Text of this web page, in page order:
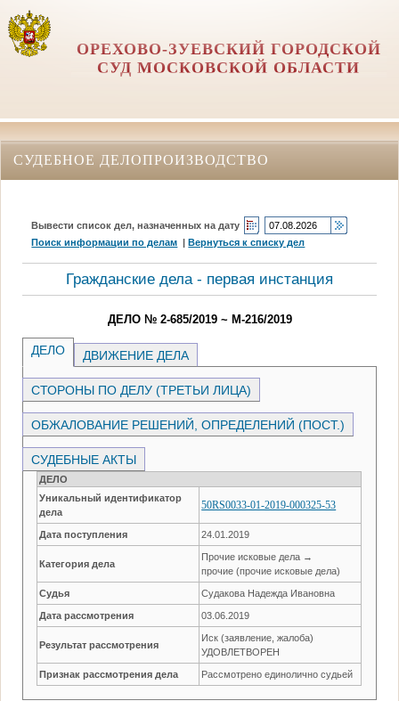
ОРЕХОВО-ЗУЕВСКИЙ ГОРОДСКОЙ
СУД МОСКОВСКОЙ ОБЛАСТИ
СУДЕБНОЕ ДЕЛОПРОИЗВОДСТВО
Вывести список дел, назначенных на дату
Поиск информации по делам |Вернуться к списку дел
Гражданские дела - первая инстанция
ДЕЛО № 2-685/2019 ~ М-216/2019
ДЕЛО ДВИЖЕНИЕ ДЕЛА
СТОРОНЫ ПО ДЕЛУ (ТРЕТЬИ ЛИЦА)
ОБЖАЛОВАНИЕ РЕШЕНИЙ, ОПРЕДЕЛЕНИЙ (ПОСТ.)
СУДЕБНЫЕ АКТЫ
ДЕЛО
Уникальный идентификатор
дела
50RS0033-01-2019-000325-53
Дата поступления 24.01.2019
Категория дела
Прочие исковые дела →
прочие (прочие исковые дела)
Судья Судакова Надежда Ивановна
Дата рассмотрения 03.06.2019
Результат рассмотрения
Иск (заявление, жалоба)
УДОВЛЕТВОРЕН
Признак рассмотрения дела Рассмотрено единолично судьей